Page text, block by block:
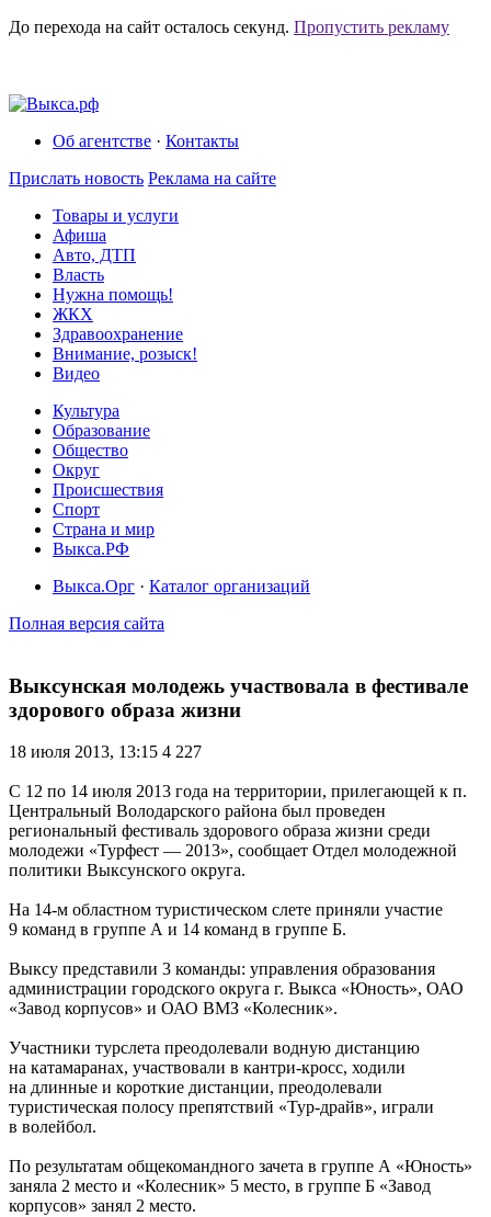
До перехода на сайт осталось секунд. Пропустить рекламу
Об агентстве · Контакты
Прислать новость Реклама на сайте
Товары и услуги
Афиша
Авто, ДТП
Власть
Нужна помощь!
ЖКХ
Здравоохранение
Внимание, розыск!
Видео
Культура
Образование
Общество
Округ
Происшествия
Спорт
Страна и мир
Выкса.РФ
Выкса.Орг · Каталог организаций
Полная версия сайта
Выксунская молодежь участвовала в фестивале
здорового образа жизни
18 июля 2013, 13:15 4 227
С 12 по 14 июля 2013 года на территории, прилегающей к п.
Центральный Володарского района был проведен
региональный фестиваль здорового образа жизни среди
молодежи «Турфест — 2013», сообщает Отдел молодежной
политики Выксунского округа.
На 14-м областном туристическом слете приняли участие
9 команд в группе А и 14 команд в группе Б.
Выксу представили 3 команды: управления образования
администрации городского округа г. Выкса «Юность», ОАО
«Завод корпусов» и ОАО ВМЗ «Колесник».
Участники турслета преодолевали водную дистанцию
на катамаранах, участвовали в кантри-кросс, ходили
на длинные и короткие дистанции, преодолевали
туристическая полосу препятствий «Тур-драйв», играли
в волейбол.
По результатам общекомандного зачета в группе А «Юность»
заняла 2 место и «Колесник» 5 место, в группе Б «Завод
корпусов» занял 2 место.